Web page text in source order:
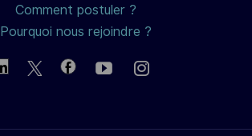
Comment postuler ?
Pourquoi nous rejoindre ?